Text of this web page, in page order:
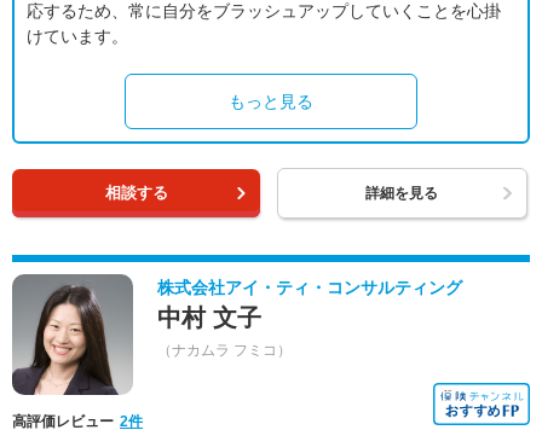
応するため、常に自分をブラッシュアップしていくことを心掛
けています。
もっと見る
相談する 詳細を見る
株式会社アイ・ティ・コンサルティング
中村 文子
（ナカムラ フミコ）
高評価レビュー 2件